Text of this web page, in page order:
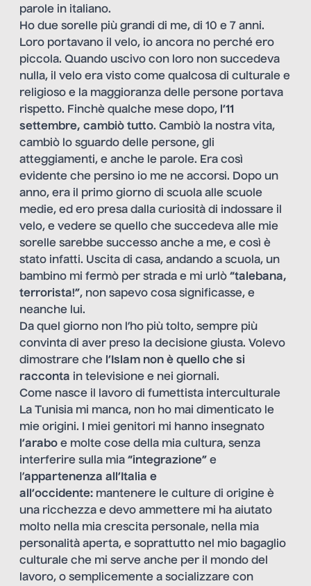
parole in italiano.
Ho due sorelle più grandi di me, di 10 e 7 anni.
Loro portavano il velo, io ancora no perché ero
piccola. Quando uscivo con loro non succedeva
nulla, il velo era visto come qualcosa di culturale e
religioso e la maggioranza delle persone portava
rispetto. Finchè qualche mese dopo, l’11
settembre, cambiò tutto. Cambiò la nostra vita,
cambiò lo sguardo delle persone, gli
atteggiamenti, e anche le parole. Era così
evidente che persino io me ne accorsi. Dopo un
anno, era il primo giorno di scuola alle scuole
medie, ed ero presa dalla curiosità di indossare il
velo, e vedere se quello che succedeva alle mie
sorelle sarebbe successo anche a me, e così è
stato infatti. Uscita di casa, andando a scuola, un
bambino mi fermò per strada e mi urlò “talebana,
terrorista!”, non sapevo cosa significasse, e
neanche lui.
Da quel giorno non l’ho più tolto, sempre più
convinta di aver preso la decisione giusta. Volevo
dimostrare che l’Islam non è quello che si
racconta in televisione e nei giornali.
Come nasce il lavoro di fumettista interculturale
La Tunisia mi manca, non ho mai dimenticato le
mie origini. I miei genitori mi hanno insegnato
l’arabo e molte cose della mia cultura, senza
interferire sulla mia “integrazione” e
l’appartenenza all’Italia e
all’occidente: mantenere le culture di origine è
una ricchezza e devo ammettere mi ha aiutato
molto nella mia crescita personale, nella mia
personalità aperta, e soprattutto nel mio bagaglio
culturale che mi serve anche per il mondo del
lavoro, o semplicemente a socializzare con